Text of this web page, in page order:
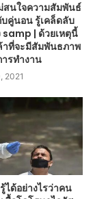
สนใจความสัมพันธ์
คู่นอน รู้เคล็ดลับ
| ด้วยเหตุนี้
าที่จะมีสัมพันธภาพ
รทำงาน
2021
ด้อย่างไรว่าคน